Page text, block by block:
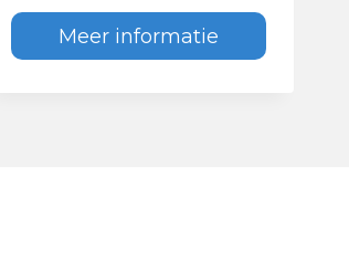
Meer informatie